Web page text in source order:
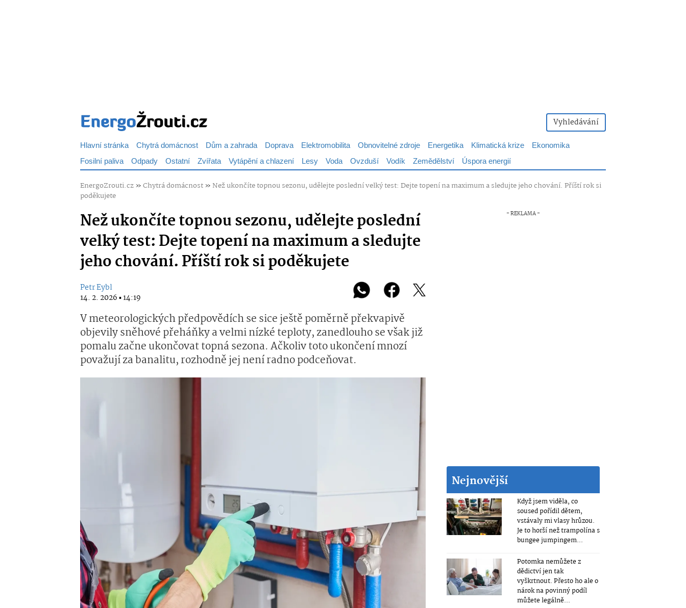
Vyhledávání
Hlavní stránka Chytrá domácnost Dům a zahrada Doprava Elektromobilita Obnovitelné zdroje Energetika Klimatická krize
Ekonomika
Fosilní paliva Odpady Ostatní Zvířata Vytápění a chlazení Lesy Voda Ovzduší Vodík Zemědělství Úspora energií
EnergoZrouti.cz»Chytrá domácnost»Než ukončíte topnou sezonu, udělejte poslední velký test: Dejte topení na maximum a sledujte jeho chování. Příští rok si
poděkujete
Než ukončíte topnou sezonu, udělejte poslední
velký test: Dejte topení na maximum a sledujte
jeho chování. Příští rok si poděkujete
Petr Eybl
14. 2. 2026 ▪ 14:19
V meteorologických předpovědích se sice ještě poměrně překvapivě
objevily sněhové přeháňky a velmi nízké teploty, zanedlouho se však již
pomalu začne ukončovat topná sezona. Ačkoliv toto ukončení mnozí
považují za banalitu, rozhodně jej není radno podceňovat.
Nejnovější
Když jsem viděla, co
soused pořídil dětem,
vstávaly mi vlasy hrůzou.
Je to horší než trampolína s
bungee jumpingem...
Potomka nemůžete z
dědictví jen tak
vyškrtnout. Přesto ho ale o
nárok na povinný podíl
můžete legálně...